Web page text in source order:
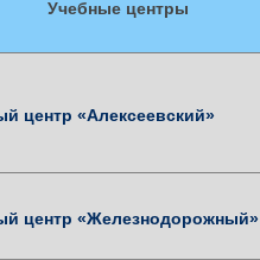
Учебные центры
центр «Алексеевский»
центр «Железнодорожный»